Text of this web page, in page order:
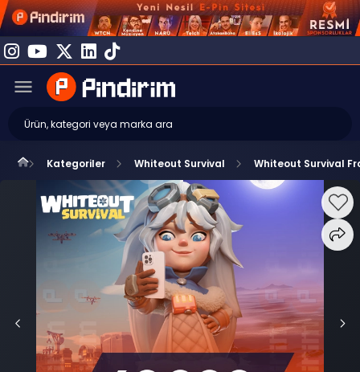
Kategoriler Whiteout Survival Whiteout Survival